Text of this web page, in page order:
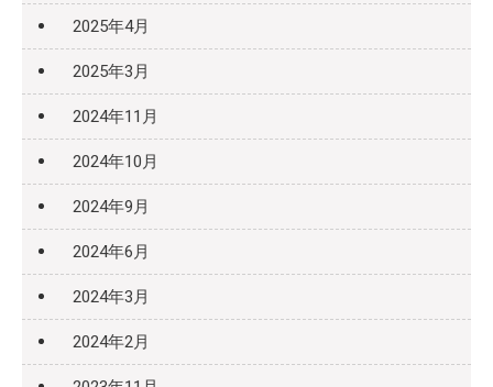
2025年4月
2025年3月
2024年11月
2024年10月
2024年9月
2024年6月
2024年3月
2024年2月